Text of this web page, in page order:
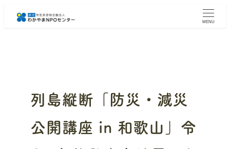
MENU
列島縦断「防災・減災
公開講座 in 和歌山」令